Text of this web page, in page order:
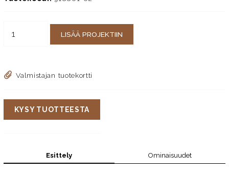
LISÄÄ PROJEKTIIN
Valmistajan tuotekortti
KYSY TUOTTEESTA
Esittely Ominaisuudet